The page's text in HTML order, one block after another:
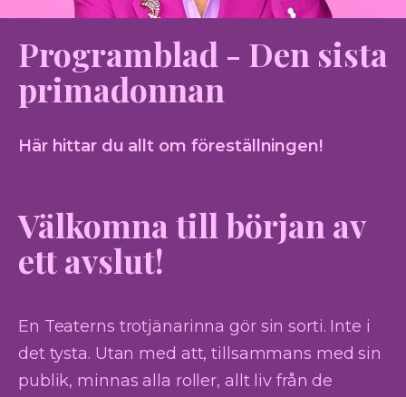
Programblad - Den sista
primadonnan
Här hittar du allt om föreställningen!
Välkomna till början av
ett avslut!
En Teaterns trotjänarinna gör sin sorti. Inte i
det tysta. Utan med att, tillsammans med sin
publik, minnas alla roller, allt liv från de